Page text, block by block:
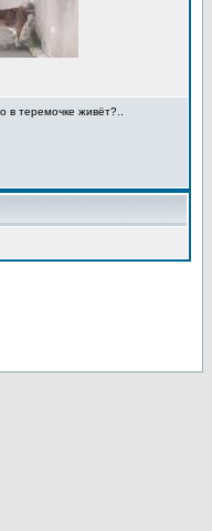
в теремочке живёт?..